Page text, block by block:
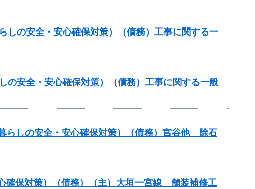
の安全・安心確保対策）（債務）工事に関する一
安全・安心確保対策）（債務）工事に関する一般
らしの安全・安心確保対策）（債務）宮谷他 除石
確保対策）（債務）（主）大垣一宮線 舗装補修工